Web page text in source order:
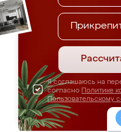
Я соглашаюсь на
согласно Политике
Пользовательскому